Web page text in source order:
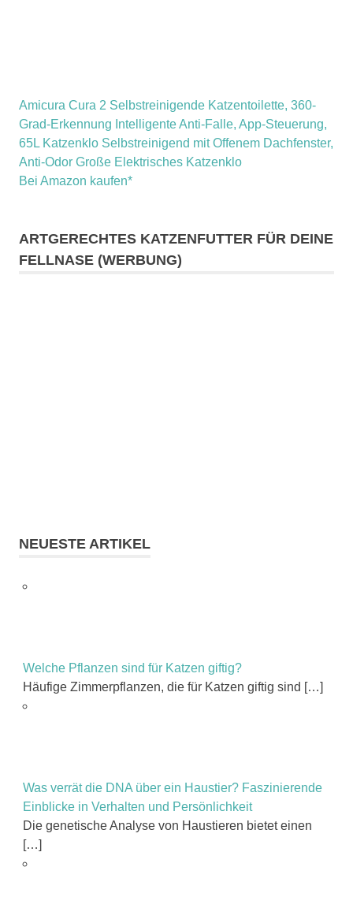
Amicura Cura 2 Selbstreinigende Katzentoilette, 360-
Grad-Erkennung Intelligente Anti-Falle, App-Steuerung,
65L Katzenklo Selbstreinigend mit Offenem Dachfenster,
Anti-Odor Große Elektrisches Katzenklo
Bei Amazon kaufen*
ARTGERECHTES KATZENFUTTER FÜR DEINE
FELLNASE (WERBUNG)
NEUESTE ARTIKEL
Welche Pflanzen sind für Katzen giftig?
Häufige Zimmerpflanzen, die für Katzen giftig sind […]
Was verrät die DNA über ein Haustier? Faszinierende
Einblicke in Verhalten und Persönlichkeit
Die genetische Analyse von Haustieren bietet einen
[…]